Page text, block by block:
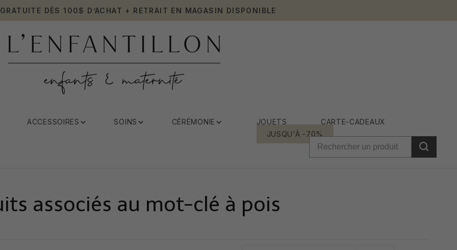
DÈS 100$ D’ACHAT + RETRAIT EN MAGASIN DISPONIBLE
ACCESSOIRES SOINS CÉRÉMONIE JOUETS
CARTE-CADEAUX
JUSQU'À -70%
associés au mot-clé à pois